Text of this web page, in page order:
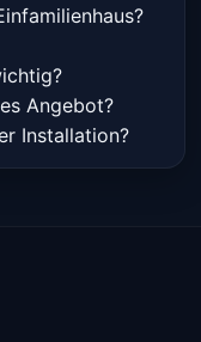
Angebot?
Installation?